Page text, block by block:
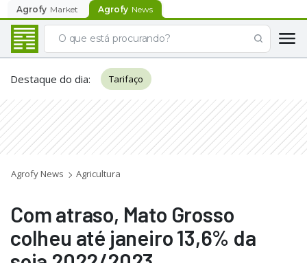
Agrofy Market Agrofy News
Destaque do dia: Tarifaço
Agrofy News Agricultura
Com atraso, Mato Grosso
colheu até janeiro 13,6% da